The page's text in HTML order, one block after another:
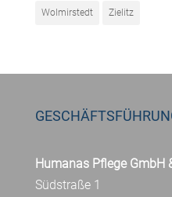
Wolmirstedt Zielitz
Humanas Pflege GmbH
Südstraße 1